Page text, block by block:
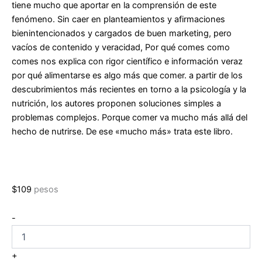
tiene mucho que aportar en la comprensión de este
fenómeno. Sin caer en planteamientos y afirmaciones
bienintencionados y cargados de buen marketing, pero
vacíos de contenido y veracidad, Por qué comes como
comes nos explica con rigor científico e información veraz
por qué alimentarse es algo más que comer. a partir de los
descubrimientos más recientes en torno a la psicología y la
nutrición, los autores proponen soluciones simples a
problemas complejos. Porque comer va mucho más allá del
hecho de nutrirse. De ese «mucho más» trata este libro.
$109 pesos
-
qué
comes,
como
+